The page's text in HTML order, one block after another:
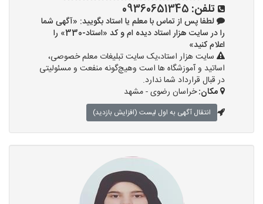
تلفن: 09360651345
لطفا پس از تماس با معلم یا استاد بگویید: «آگهی شما
را در سایت هزار استاد دیده ام و کد «استاد-330» را
اعلام کنید»
سایت هزار استاد،یک سایت تبلیغات معلم خصوصی،
اساتید و آموزشگاه ها است وهیچ‌گونه منفعت و مسئولیتی
در قبال قرارداد شما ندارد.
مکان:خراسان رضوی - مشهد
انتقال آگهی به اول لیست (افزایش بازدید)